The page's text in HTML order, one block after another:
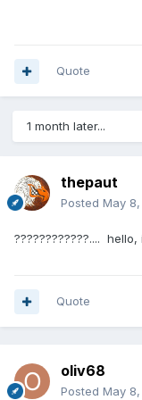
Quote
1 month later...
thepaut
Posted May 8,
????????????....
Quote
oliv68
Posted May 8,